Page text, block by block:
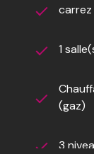
carrez
1
(gaz)
3